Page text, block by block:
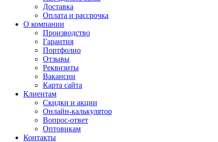
Доставка
Оплата и рассрочка
О компании
Производство
Гарантия
Портфолио
Отзывы
Реквизиты
Вакансии
Карта сайта
Клиентам
Скидки и акции
Онлайн-калькулятор
Вопрос-ответ
Оптовикам
Контакты